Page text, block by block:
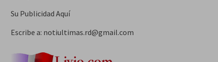
Su Publicidad Aquí
Escribe a: notiultimas.rd@gmail.com